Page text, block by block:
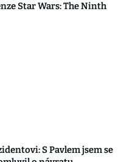
Star Wars: The Ninth
S Pavlem jsem se